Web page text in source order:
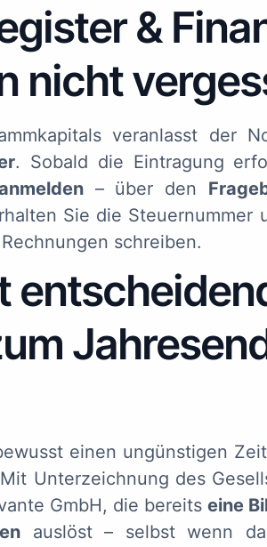
&
nicht
veranlasst der
. Sobald die Eintragung
– über den
Sie die Steuernummer
schreiben.
einen ungünstigen
Unterzeichnung des
GmbH, die bereits eine
auslöst – selbst wenn